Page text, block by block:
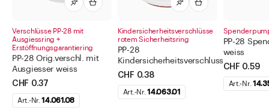
Verschlüsse PP-28 mit
Ausgiessring +
Erstöffnungsgarantiering
PP-28 Orig.verschl. mit
Ausgiesser weiss
CHF 0.37
Art.-Nr.14.061.08
Kindersicherheitsverschlüsse
rotem Sicherheitsring
PP-28
Kindersicherheitsverschluss
CHF 0.38
Art.-Nr.14.063.01
PP-28
weiss
CHF 0.59
Art.-Nr.